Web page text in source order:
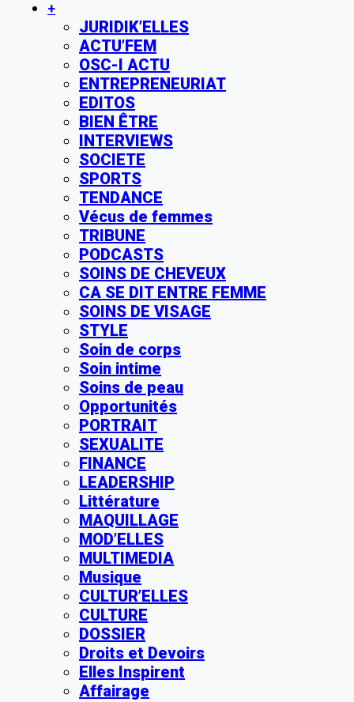
+
JURIDIK’ELLES
ACTU’FEM
OSC-I ACTU
ENTREPRENEURIAT
EDITOS
BIEN ÊTRE
INTERVIEWS
SOCIETE
SPORTS
TENDANCE
Vécus de femmes
TRIBUNE
PODCASTS
SOINS DE CHEVEUX
CA SE DIT ENTRE FEMME
SOINS DE VISAGE
STYLE
Soin de corps
Soin intime
Soins de peau
Opportunités
PORTRAIT
SEXUALITE
FINANCE
LEADERSHIP
Littérature
MAQUILLAGE
MOD’ELLES
MULTIMEDIA
Musique
CULTUR’ELLES
CULTURE
DOSSIER
Droits et Devoirs
Elles Inspirent
Affairage